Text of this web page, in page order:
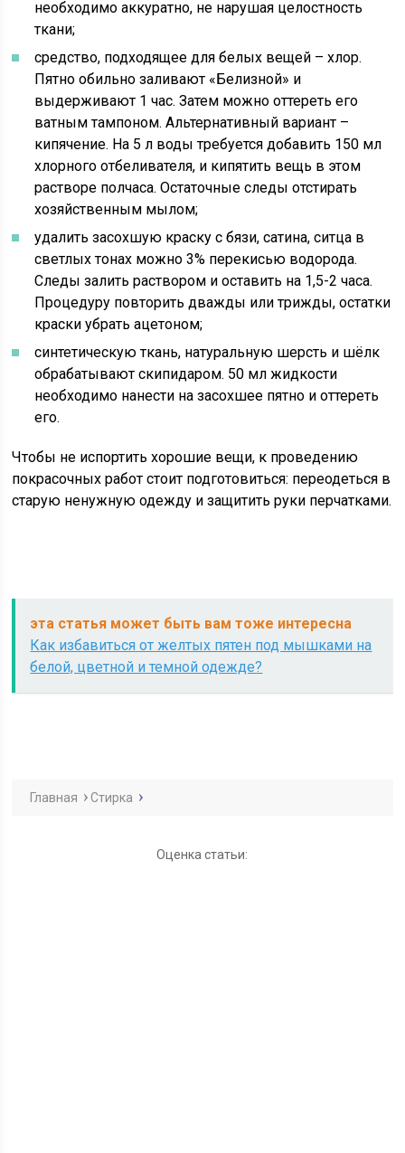
необходимо аккуратно, не нарушая целостность
ткани;
средство, подходящее для белых вещей – хлор.
Пятно обильно заливают «Белизной» и
выдерживают 1 час. Затем можно оттереть его
ватным тампоном. Альтернативный вариант –
кипячение. На 5 л воды требуется добавить 150 мл
хлорного отбеливателя, и кипятить вещь в этом
растворе полчаса. Остаточные следы отстирать
хозяйственным мылом;
удалить засохшую краску с бязи, сатина, ситца в
светлых тонах можно 3% перекисью водорода.
Следы залить раствором и оставить на 1,5-2 часа.
Процедуру повторить дважды или трижды, остатки
краски убрать ацетоном;
синтетическую ткань, натуральную шерсть и шёлк
обрабатывают скипидаром. 50 мл жидкости
необходимо нанести на засохшее пятно и оттереть
его.
Чтобы не испортить хорошие вещи, к проведению
покрасочных работ стоит подготовиться: переодеться в
старую ненужную одежду и защитить руки перчатками.
эта статья может быть вам тоже интересна
Как избавиться от желтых пятен под мышками на
белой, цветной и темной одежде?
Главная Стирка
Оценка статьи: